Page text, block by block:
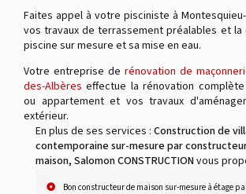
Faites appel à votre pisciniste à
vos travaux de terrassement préalables et
piscine sur mesure et sa mise en eau.
Votre entreprise de rénovation de
des-Albères effectue la rénovation
ou appartement et vos travaux
extérieur.
En plus de ses services : Construction de
contemporaine sur-mesure par
maison, Salomon CONSTRUCTIONvous
Bon constructeur de maison sur-mesure à étage